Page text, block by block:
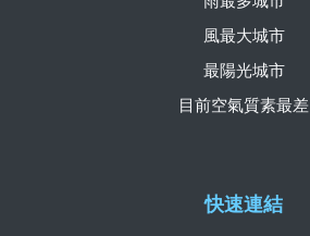
快速連結
風最大城市
最陽光城市
目前空氣質素最差